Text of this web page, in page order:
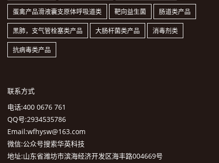
蛋禽产品滑液囊支原体呼吸道类 靶向益生菌 肠道类产品
黑肺，支气管栓塞类产品 大肠杆菌类产品 消毒剂类
抗病毒类产品
联系方式
电话:400 0676 761
QQ号:2934535786
Email:wfhysw@163.com
微信:公众号搜索华英科技
地址:山东省潍坊市滨海经济开发区海丰路004669号